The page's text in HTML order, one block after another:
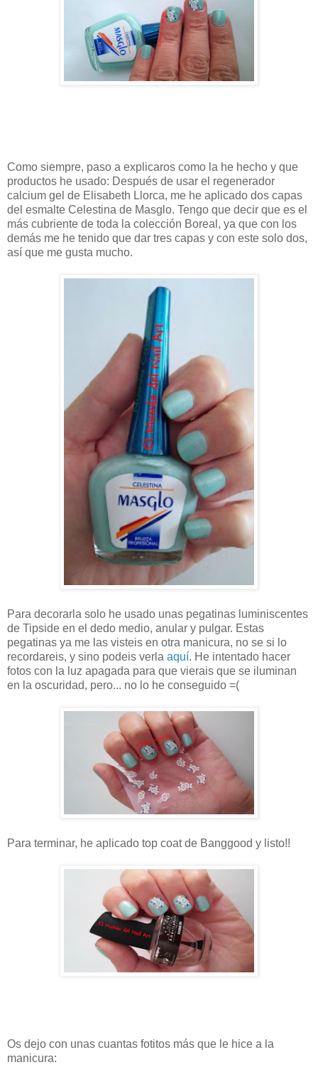
Como siempre, paso a explicaros como la he hecho y que
productos he usado: Después de usar el regenerador
calcium gel de Elisabeth Llorca, me he aplicado dos capas
del esmalte Celestina de Masglo. Tengo que decir que es el
más cubriente de toda la colección Boreal, ya que con los
demás me he tenido que dar tres capas y con este solo dos,
así que me gusta mucho.
Para decorarla solo he usado unas pegatinas luminiscentes
de Tipside en el dedo medio, anular y pulgar. Estas
pegatinas ya me las visteis en otra manicura, no se si lo
recordareis, y sino podeis verla aquí. He intentado hacer
fotos con la luz apagada para que vierais que se iluminan
en la oscuridad, pero... no lo he conseguido =(
Para terminar, he aplicado top coat de Banggood y listo!!
Os dejo con unas cuantas fotitos más que le hice a la
manicura: